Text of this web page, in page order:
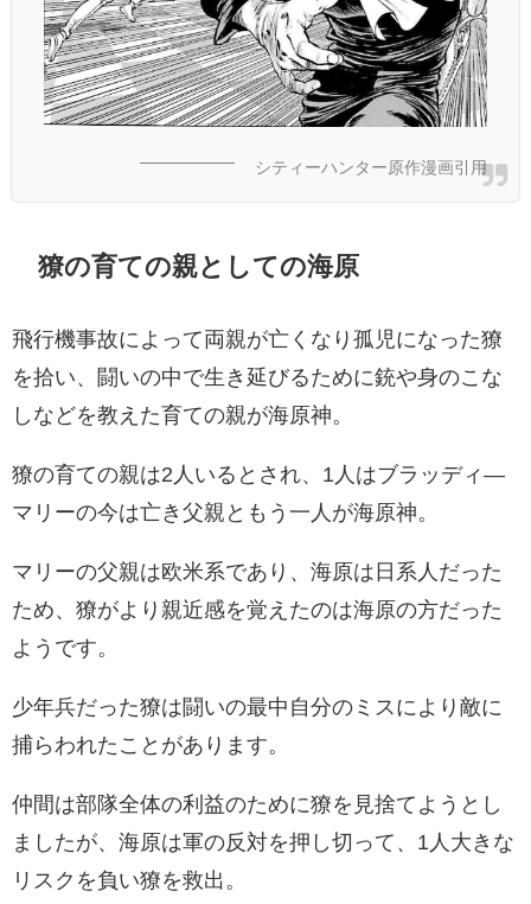
シティーハンター原作漫画引用
獠の育ての親としての海原
飛行機事故によって両親が亡くなり孤児になった獠
を拾い、闘いの中で生き延びるために銃や身のこな
しなどを教えた育ての親が海原神。
獠の育ての親は2人いるとされ、1人はブラッディ―
マリーの今は亡き父親ともう一人が海原神。
マリーの父親は欧米系であり、海原は日系人だった
ため、獠がより親近感を覚えたのは海原の方だった
ようです。
少年兵だった獠は闘いの最中自分のミスにより敵に
捕らわれたことがあります。
仲間は部隊全体の利益のために獠を見捨てようとし
ましたが、海原は軍の反対を押し切って、1人大きな
リスクを負い獠を救出。